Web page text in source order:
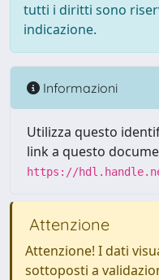
tutti i diritti sono
indicazione.
Informazioni
Utilizza questo
link a questo
https://
Attenzione
Attenzione! I dati
sottoposti a